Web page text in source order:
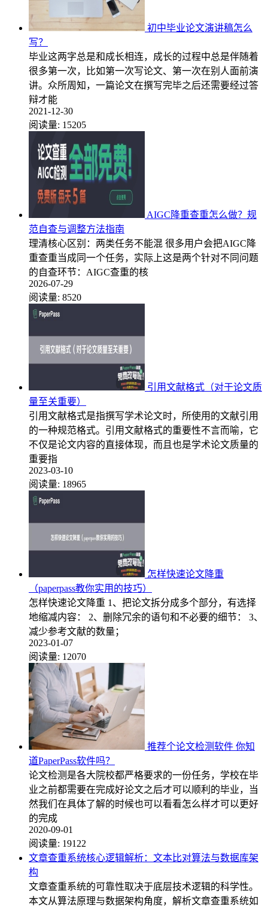
初中毕业论文演讲稿怎么
写？
毕业这两字总是和成长相连，成长的过程中总是伴随着
很多第一次，比如第一次写论文、第一次在别人面前演
讲。众所周知，一篇论文在撰写完毕之后还需要经过答
辩才能
2021-12-30
阅读量: 15205
AIGC降重查重怎么做？规
范自查与调整方法指南
理清核心区别：两类任务不能混 很多用户会把AIGC降
重查重当成同一个任务，实际上这是两个针对不同问题
的自查环节：AIGC查重的核
2026-07-29
阅读量: 8520
引用文献格式（对于论文质
量至关重要）
引用文献格式是指撰写学术论文时，所使用的文献引用
的一种规范格式。引用文献格式的重要性不言而喻，它
不仅是论文内容的直接体现，而且也是学术论文质量的
重要指
2023-03-10
阅读量: 18965
怎样快速论文降重
（paperpass教你实用的技巧）
怎样快速论文降重 1、把论文拆分成多个部分，有选择
地缩减内容： 2、删除冗余的语句和不必要的细节： 3、
减少参考文献的数量；
2023-01-07
阅读量: 12070
推荐个论文检测软件 你知
道PaperPass软件吗？
论文检测是各大院校都严格要求的一份任务，学校在毕
业之前都需要在完成好论文之后才可以顺利的毕业，当
然我们在具体了解的时候也可以看看怎么样才可以更好
的完成
2020-09-01
阅读量: 19122
文章查重系统核心逻辑解析：文本比对算法与数据库架
构
文章查重系统的可靠性取决于底层技术逻辑的科学性。
本文从算法原理与数据架构角度，解析文章查重系统如